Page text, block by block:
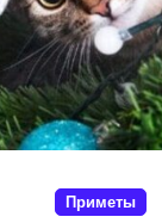
Приметы